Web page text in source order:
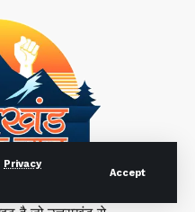
Privacy
Accept